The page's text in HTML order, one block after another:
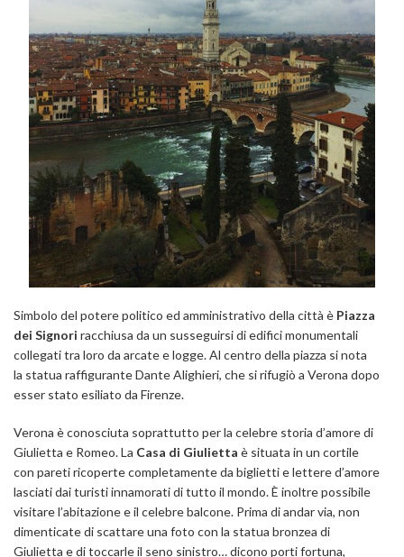
Simbolo del potere politico ed amministrativo della città è Piazza
dei Signori racchiusa da un susseguirsi di edifici monumentali
collegati tra loro da arcate e logge. Al centro della piazza si nota
la statua raffigurante Dante Alighieri, che si rifugiò a Verona dopo
esser stato esiliato da Firenze.
Verona è conosciuta soprattutto per la celebre storia d’amore di
Giulietta e Romeo. La Casa di Giulietta è situata in un cortile
con pareti ricoperte completamente da biglietti e lettere d’amore
lasciati dai turisti innamorati di tutto il mondo. È inoltre possibile
visitare l’abitazione e il celebre balcone. Prima di andar via, non
dimenticate di scattare una foto con la statua bronzea di
Giulietta e di toccarle il seno sinistro… dicono porti fortuna,